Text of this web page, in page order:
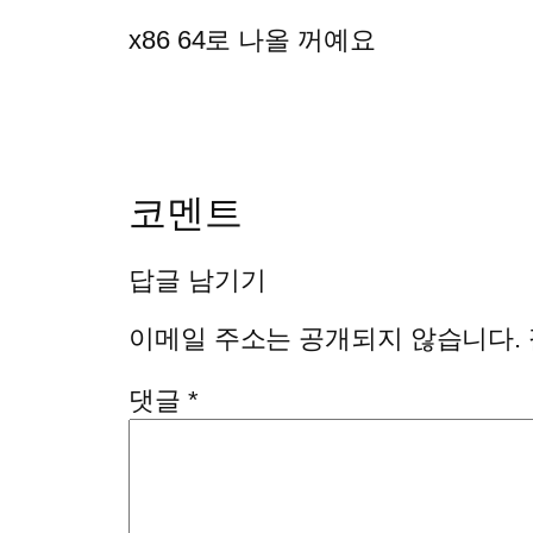
x86 64로 나올 꺼예요
코멘트
답글 남기기
이메일 주소는 공개되지 않습니다.
댓글 *